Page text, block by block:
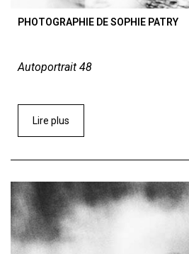
PHOTOGRAPHIE DE SOPHIE PATRY
Autoportrait 48
Lire plus